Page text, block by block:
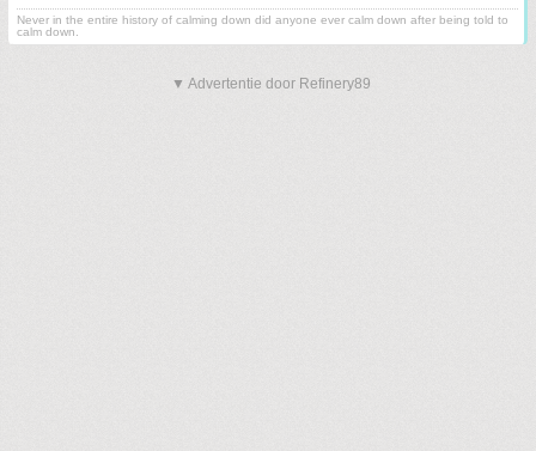
Never in the entire history of calming down did anyone ever calm down after being told to
calm down.
▼ Advertentie door Refinery89